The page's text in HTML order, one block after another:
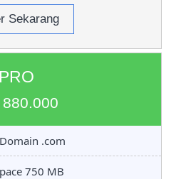
Sekarang
PRO
880.000
.com
750 MB